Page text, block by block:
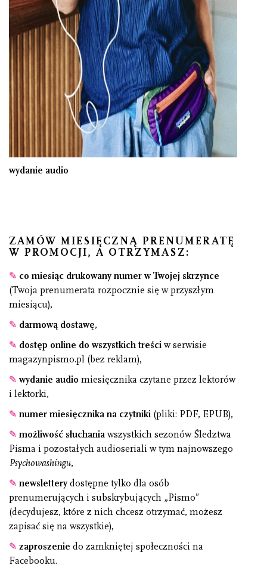
wydanie audio
ZAMÓW MIESIĘCZNĄ PRENUMERATĘ
W PROMOCJI, A OTRZYMASZ:
✎ co miesiąc drukowany numer w Twojej skrzynce
(Twoja prenumerata rozpocznie się w przyszłym
miesiącu),
✎ darmową dostawę,
✎ dostęp online do wszystkich treści w serwisie
magazynpismo.pl (bez reklam),
✎ wydanie audio miesięcznika czytane przez lektorów
i lektorki,
✎ numer miesięcznika na czytniki (pliki: PDF, EPUB),
✎ możliwość słuchania wszystkich sezonów Śledztwa
Pisma i pozostałych audioseriali w tym najnowszego
Psychowashingu,
✎ newslettery dostępne tylko dla osób
prenumerujących i subskrybujących „Pismo”
(decydujesz, które z nich chcesz otrzymać, możesz
zapisać się na wszystkie),
✎ zaproszenie do zamkniętej społeczności na
Facebooku.